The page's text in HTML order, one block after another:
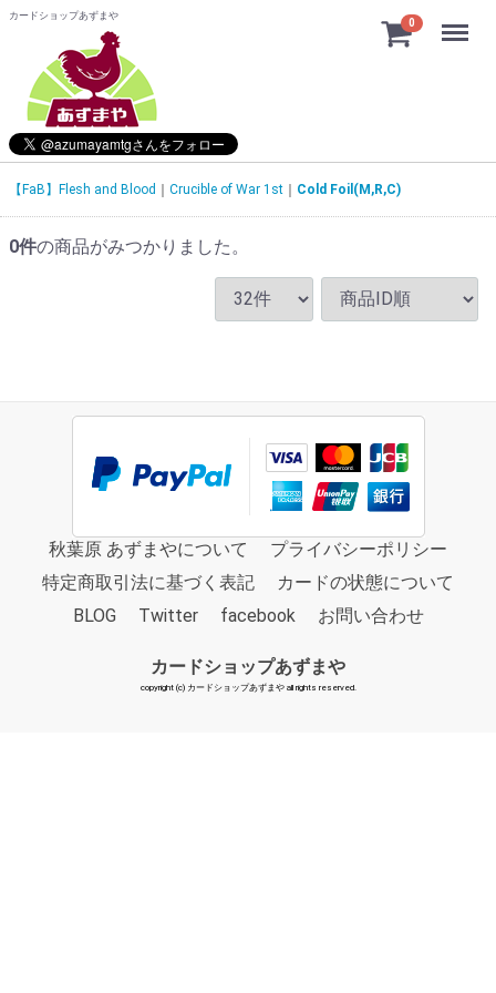
カードショップあずまや
0 Menu
【FaB】Flesh and Blood Crucible of War 1st Cold Foil(M,R,C)
0件の商品がみつかりました。
秋葉原 あずまやについて
プライバシーポリシー
特定商取引法に基づく表記
カードの状態について
BLOG
Twitter facebook お問い合わせ
カードショップあずまや
copyright (c) カードショップあずまや all rights reserved.